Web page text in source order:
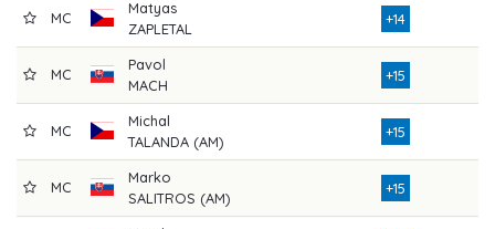
MC
Matyas
ZAPLETAL
+14
MC
Pavol
MACH
+15
MC
Michal
TALANDA (AM)
+15
MC
Marko
SALITROS (AM)
+15